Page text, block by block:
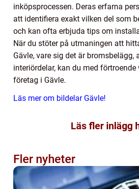
inköpsprocessen. Deras erfarna
att identifiera exakt vilken del som
och kan ofta erbjuda tips om
När du stöter på utmaningen att
Gävle, vare sig det är bromsbelägg,
interiördelar, kan du med
företag i Gävle.
Läs mer om bildelar Gävle!
Läs fler inlägg
Fler nyheter